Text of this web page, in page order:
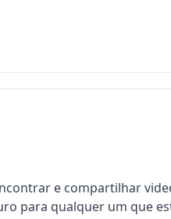
e compartilhar
para qualquer um que